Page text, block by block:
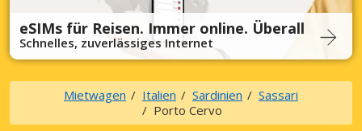
eSIMs für Reisen. Immer online. Überall
Schnelles, zuverlässiges Internet
Mietwagen Italien Sardinien
Sassari
Porto Cervo